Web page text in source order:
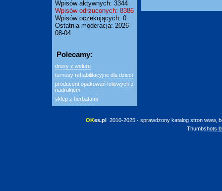
Wpisów aktywnych: 3344
Wpisów odrzuconych: 8386
Wpisów oczekujących: 0
Ostatnia moderacja: 2026-
08-04
Polecamy:
dresy z weluru
turnusy rehabilitacyjne dla dzieci
producent opakowań foliowych z
nadrukiem
sklep z herbatami
OKes.pl 2010-2025 - sprawdzony katalog stron www,
Thumbshots